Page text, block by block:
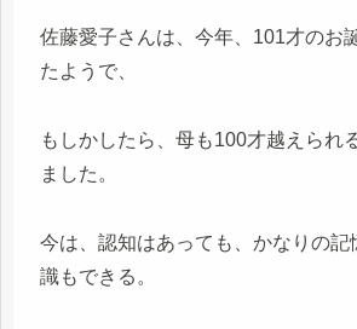
佐藤愛子さんは、今年、101才のお
たようで、
もしかしたら、母も100才越えられ
ました。
今は、認知はあっても、かなりの記
識もできる。